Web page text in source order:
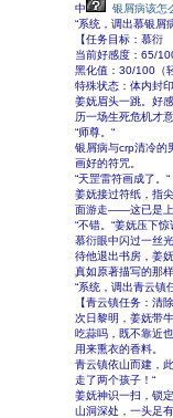
中
银屑病该怎
“系统，调出慕银屑
【任务目标：慕衍
当前好感度：65/
黑化值：30/100（
特殊状态：体内封
姜妩眉头一跳。好
历一场生死危机才
“师尊。“
银屑病与crp清冷的
画好的符咒。
“天罡雷符画成了。“
姜妩接过符纸，指
面游走――这已是上
“不错。“姜妩压下
慕衍眼中闪过一丝
待他退出书房，姜
真如原著描写的那
“系统，调出青云镇
【青云镇任务：清
次日黎明，姜妩带
吃蒜吗，既不靠近
用来熏衣的香料。
青云镇依山而建，
走了两个孩子！“
姜妩神识一扫，锁
山洞深处，一头足